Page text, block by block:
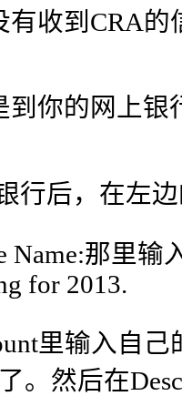
有收到CRA
你的网上银
行后，在左
Name:那里输
for 2013.
里输入自
。然后在